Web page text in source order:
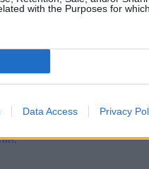
with the Purposes for
Data Access Privacy
Poliisi
.